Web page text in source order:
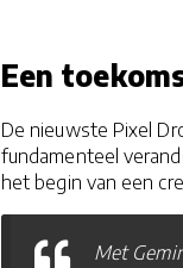
Een
De nieuwste Pixel
fundamenteel
het begin van een
Met